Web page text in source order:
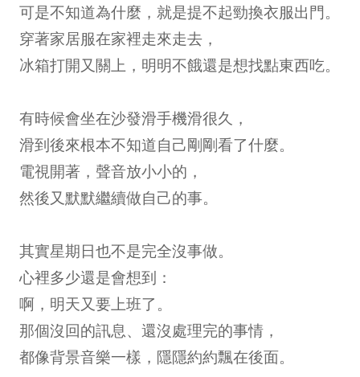
可是不知道為什麼，就是提不起勁換衣服出門。
穿著家居服在家裡走來走去，
冰箱打開又關上，明明不餓還是想找點東西吃。
有時候會坐在沙發滑手機滑很久，
滑到後來根本不知道自己剛剛看了什麼。
電視開著，聲音放小小的，
然後又默默繼續做自己的事。
其實星期日也不是完全沒事做。
心裡多少還是會想到：
啊，明天又要上班了。
那個沒回的訊息、還沒處理完的事情，
都像背景音樂一樣，隱隱約約飄在後面。